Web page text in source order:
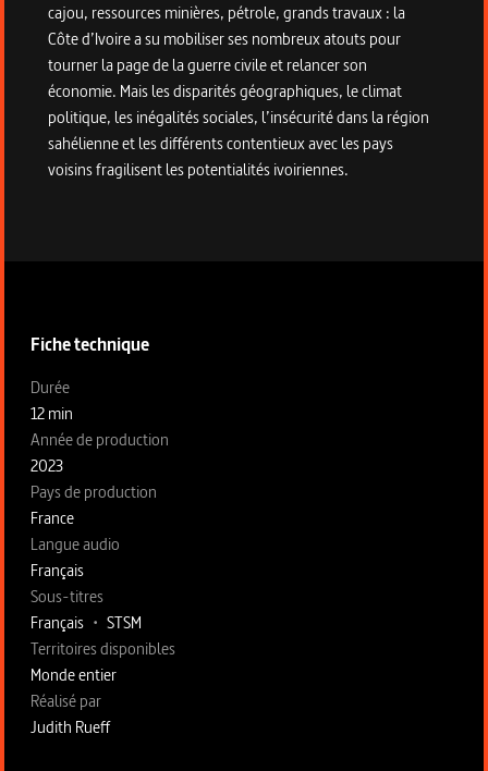
cajou, ressources minières, pétrole, grands travaux : la
Côte d’Ivoire a su mobiliser ses nombreux atouts pour
tourner la page de la guerre civile et relancer son
économie. Mais les disparités géographiques, le climat
politique, les inégalités sociales, l’insécurité dans la région
sahélienne et les différents contentieux avec les pays
voisins fragilisent les potentialités ivoiriennes.
Fiche technique
Fiche technique section gauche
Durée
12 min
Année de production
2023
Pays de production
France
Langue audio
Français
Sous-titres
Français • STSM
Territoires disponibles
Monde entier
Fiche technique section droite
Réalisé par
Judith Rueff